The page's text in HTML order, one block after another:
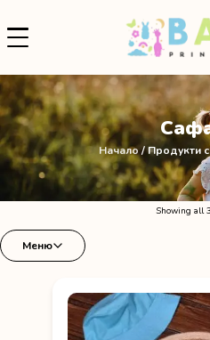
Начало/ Продукти с
Showing all
Меню